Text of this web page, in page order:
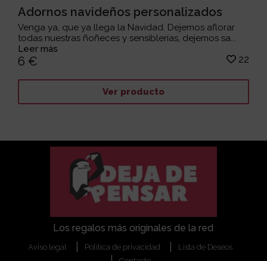
Adornos navideños personalizados
Venga ya, que ya llega la Navidad. Dejemos aflorar
todas nuestras ñoñeces y sensiblerías, dejemos sa...
Leer más
6 € 22
Ver producto
Los regalos más originales de la red
Aviso legal Política de privacidad
Lista de Deseos